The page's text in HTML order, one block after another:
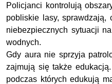
Policjanci kontrolują
pobliskie lasy, sprawdzają,
niebezpiecznych sytuacji
wodnych.
Gdy aura nie sprzyja
zajmują się także
podczas których edukują